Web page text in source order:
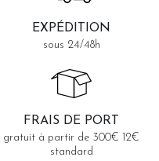
EXPÉDITION
sous 24/48h
FRAIS DE PORT
gratuit à partir de 300€ 12€
standard